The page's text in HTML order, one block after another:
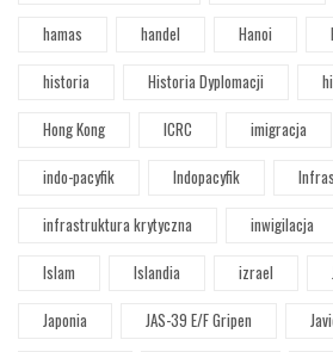
hamas
handel Hanoi
historia
Historia Dyplomacji
Hong Kong
ICRC imigracja
indo-pacyfik
Indopacyfik
infrastruktura krytyczna
inwigilacja
Islam
Islandia izrael
Japonia
JAS-39 E/F Gripen